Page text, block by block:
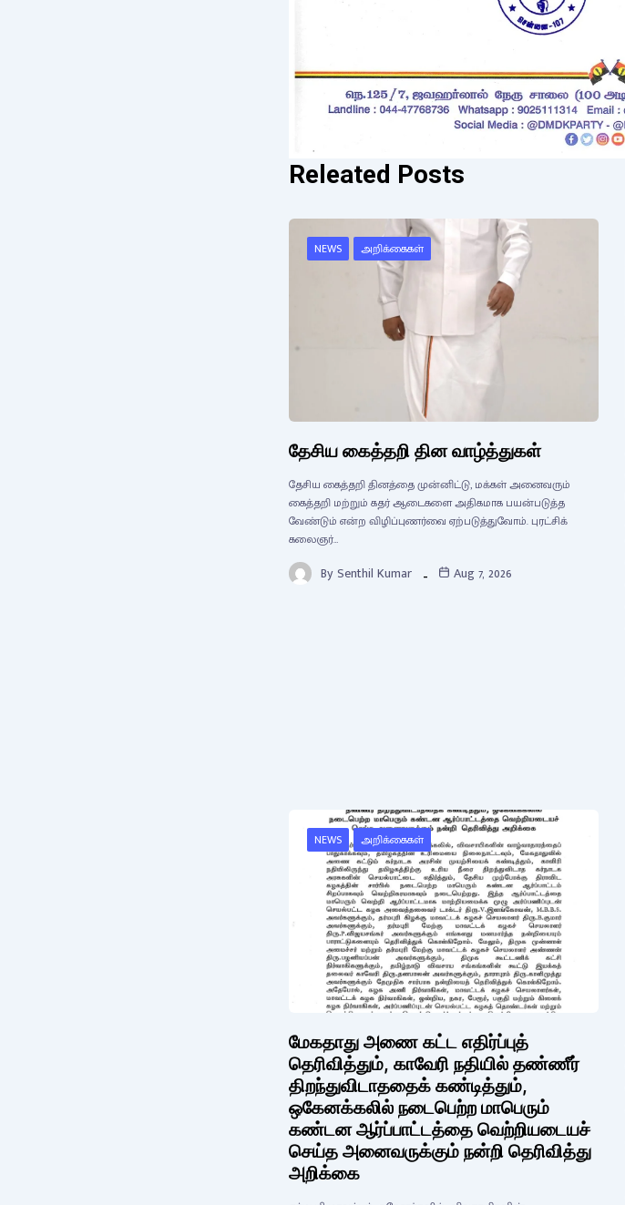
Releated Posts
NEWS அறிக்கைகள்
தேசிய கைத்தறி தின வாழ்த்துகள்
தேசிய கைத்தறி தினத்தை முன்னிட்டு, மக்கள் அனைவரும்
கைத்தறி மற்றும் கதர் ஆடைகளை அதிகமாக பயன்படுத்த
வேண்டும் என்ற விழிப்புணர்வை ஏற்படுத்துவோம். புரட்சிக்
கலைஞர்…
By Senthil Kumar Aug 7, 2026
NEWS அறிக்கைகள்
மேகதாது அணை கட்ட எதிர்ப்புத்
தெரிவித்தும், காவேரி நதியில் தண்ணீர்
திறந்துவிடாததைக் கண்டித்தும்,
ஒகேனக்கலில் நடைபெற்ற மாபெரும்
கண்டன ஆர்ப்பாட்டத்தை வெற்றியடையச்
செய்த அனைவருக்கும் நன்றி தெரிவித்து
அறிக்கை